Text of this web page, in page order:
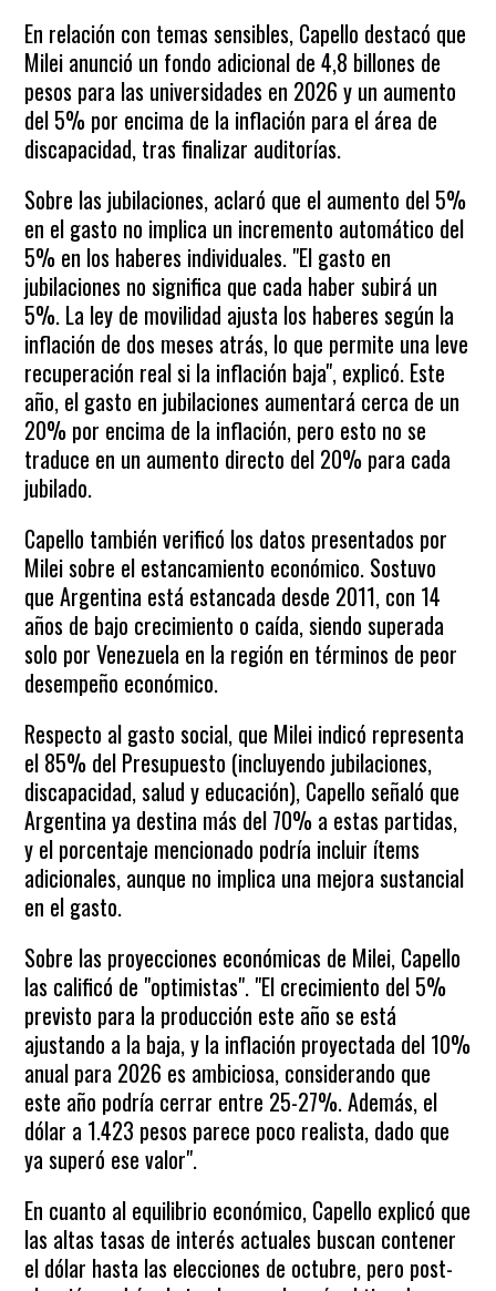
En relación con temas sensibles, Capello destacó que
Milei anunció un fondo adicional de 4,8 billones de
pesos para las universidades en 2026 y un aumento
del 5% por encima de la inflación para el área de
discapacidad, tras finalizar auditorías.
Sobre las jubilaciones, aclaró que el aumento del 5%
en el gasto no implica un incremento automático del
5% en los haberes individuales. "El gasto en
jubilaciones no significa que cada haber subirá un
5%. La ley de movilidad ajusta los haberes según la
inflación de dos meses atrás, lo que permite una leve
recuperación real si la inflación baja", explicó. Este
año, el gasto en jubilaciones aumentará cerca de un
20% por encima de la inflación, pero esto no se
traduce en un aumento directo del 20% para cada
jubilado.
Capello también verificó los datos presentados por
Milei sobre el estancamiento económico. Sostuvo
que Argentina está estancada desde 2011, con 14
años de bajo crecimiento o caída, siendo superada
solo por Venezuela en la región en términos de peor
desempeño económico.
Respecto al gasto social, que Milei indicó representa
el 85% del Presupuesto (incluyendo jubilaciones,
discapacidad, salud y educación), Capello señaló que
Argentina ya destina más del 70% a estas partidas,
y el porcentaje mencionado podría incluir ítems
adicionales, aunque no implica una mejora sustancial
en el gasto.
Sobre las proyecciones económicas de Milei, Capello
las calificó de "optimistas". "El crecimiento del 5%
previsto para la producción este año se está
ajustando a la baja, y la inflación proyectada del 10%
anual para 2026 es ambiciosa, considerando que
este año podría cerrar entre 25-27%. Además, el
dólar a 1.423 pesos parece poco realista, dado que
ya superó ese valor".
En cuanto al equilibrio económico, Capello explicó que
las altas tasas de interés actuales buscan contener
el dólar hasta las elecciones de octubre, pero post-